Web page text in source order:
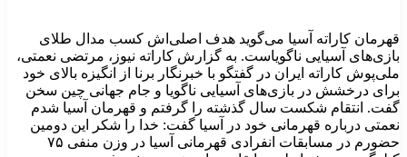
قهرمان کاراته آسیا می‌گوید هدف اصلی‌اش کسب مدال طلای
بازی‌های آسیایی ناگویاست. به گزارش کاراته نیوز، مرتضی نعمتی،
ملی‌پوش کاراته ایران در گفتگو با خبرنگار برنا از انگیزه بالای خود
برای درخشش در بازی‌های آسیایی ناگویا و جام جهانی چین سخن
گفت. انتقام شکست سال گذشته را گرفتم و قهرمان آسیا شدم
نعمتی درباره قهرمانی خود در آسیا گفت: خدا را شکر این دومین
حضورم در مسابقات انفرادی قهرمانی آسیا در وزن منفی ۷۵